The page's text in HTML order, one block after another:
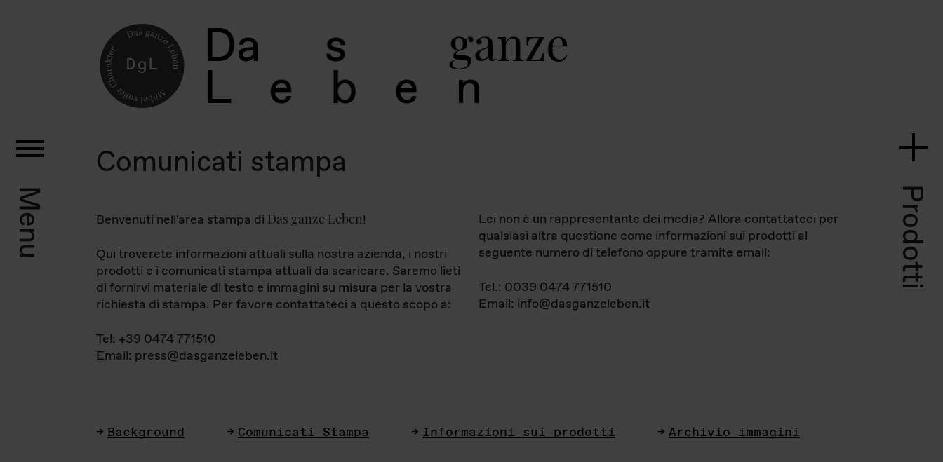
Da s ganz
L e b
Menu Prodotti
Comunicati stampa
Benvenuti nell'area stampa di Das ganze Leben!
Qui troverete informazioni attuali sulla nostra azienda, i nostri
prodotti e i comunicati stampa attuali da scaricare. Saremo lieti
di fornirvi materiale di testo e immagini su misura per la vostra
richiesta di stampa. Per favore contattateci a questo scopo a:
Tel: +39 0474 771510
Email: press@dasganzeleben.it
Lei non è un rappresentante dei media? Allora contattateci per
qualsiasi altra questione come informazioni sui prodotti al
seguente numero di telefono oppure tramite email:
Tel.: 0039 0474 771510
Email: info@dasganzeleben.it
Background Comunicati Stampa Informazioni sui prodotti Archivio immagini